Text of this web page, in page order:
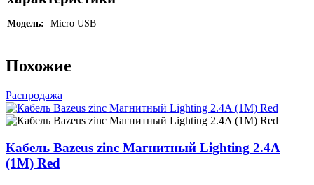
Модель: Micro USB
Похожие
Распродажа
Кабель Bazeus zinc Магнитный Lighting 2.4A
(1M) Red